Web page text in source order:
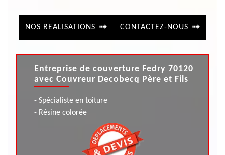
NOS REALISATIONS CONTACTEZ-NOUS
Entreprise de couverture Fedry 70120
avec Couvreur Decobecq Père et Fils
- Spécialiste en toiture
- Résine colorée